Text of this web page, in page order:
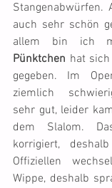
Stangenabwürfen.
auch sehr schön
Pünktchen hat
gegeben. Im
ziemlich
sehr gut, leider
dem Slalom.
korrigiert,
Offiziellen
Wippe, deshalb